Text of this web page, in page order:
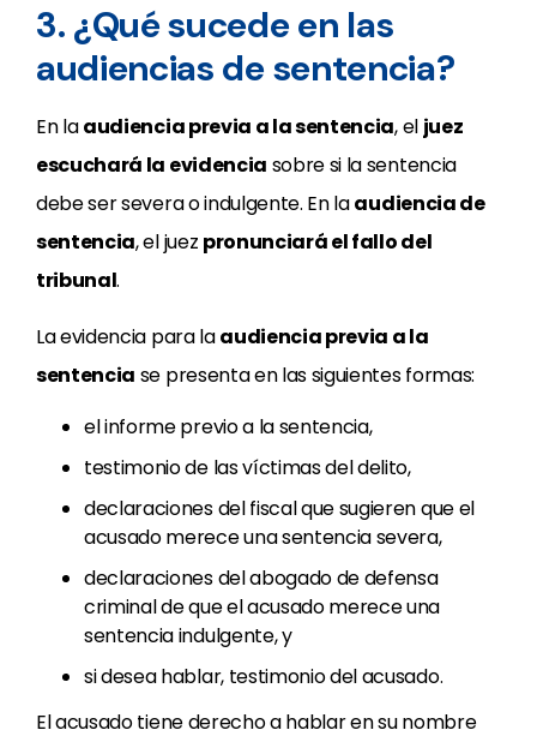
3. ¿Qué sucede en las
audiencias de sentencia?
En laaudiencia previa a la sentencia, el juez
escuchará la evidencia sobre si la sentencia
debe ser severa o indulgente. En laaudiencia de
sentencia, el juez pronunciará el fallo del
tribunal.
La evidencia para laaudiencia previa a la
sentencia se presenta en las siguientes formas:
el informe previo a la sentencia,
testimonio de las víctimas del delito,
declaraciones del fiscal que sugieren que el
acusado merece una sentencia severa,
declaraciones del abogado de defensa
criminal de que el acusado merece una
sentencia indulgente, y
si desea hablar, testimonio del acusado.
El acusado tiene derecho a hablar en su nombre